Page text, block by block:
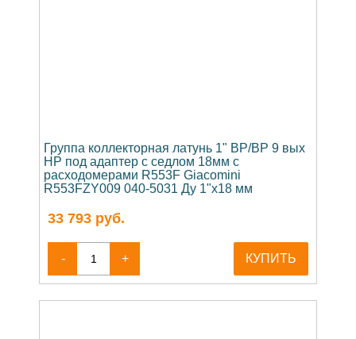
Группа коллекторная латунь 1" ВР/ВР 9 вых
НР под адаптер с седлом 18мм с
расходомерами R553F Giacomini
R553FZY009 040-5031 Ду 1"х18 мм
33 793 руб.
- + КУПИТЬ